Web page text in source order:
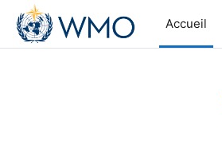
Passer au contenu principal
Accueil